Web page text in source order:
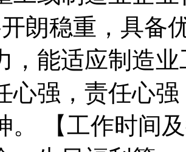
朗稳重，具备
，能适应制造
心强，责任心
。 【工作时间